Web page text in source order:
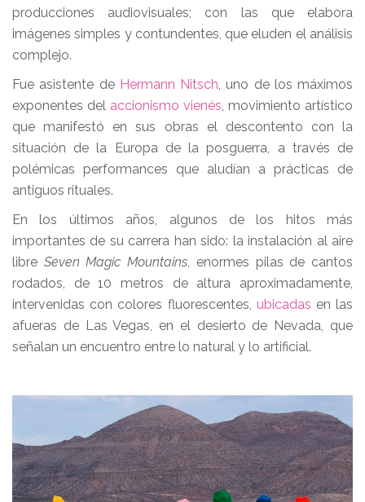
producciones audiovisuales; con las que elabora
imágenes simples y contundentes, que eluden el análisis
complejo.
Fue asistente deHermann Nitsch, uno de los máximos
exponentes del accionismo vienés, movimiento artístico
que manifestó en sus obras el descontento con la
situación de la Europa de la posguerra, a través de
polémicas performances que aludían a prácticas de
antiguos rituales.
En los últimos años, algunos de los hitos más
importantes de su carrera han sido: la instalación al aire
libre Seven Magic Mountains, enormes pilas de cantos
rodados, de 10 metros de altura aproximadamente,
intervenidas con colores fluorescentes, ubicadas en las
afueras de Las Vegas, en el desierto de Nevada, que
señalan un encuentro entre lo natural y lo artificial.